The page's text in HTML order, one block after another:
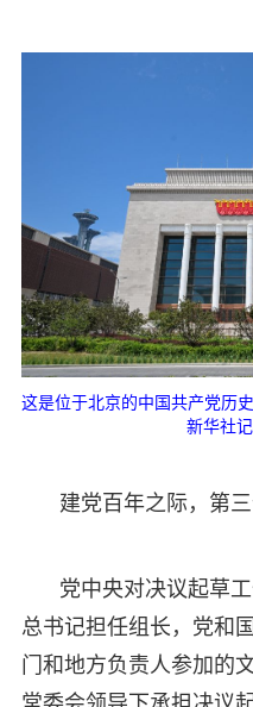
这是位于北京的中国共产党历
新华社
建党百年之际，第
党中央对决议起草
总书记担任组长，党和
门和地方负责人参加的